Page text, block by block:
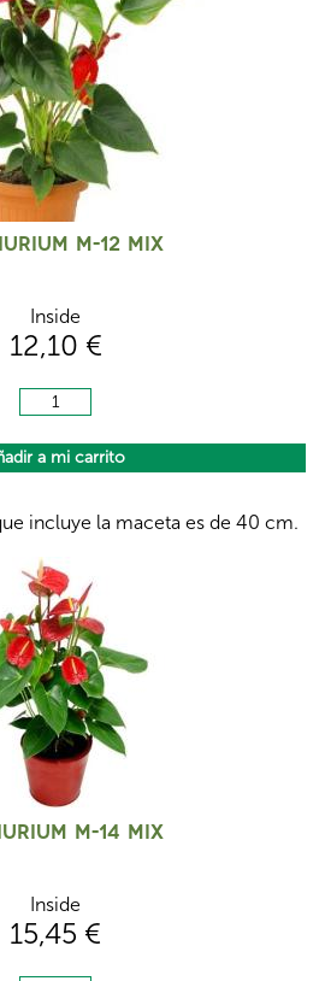
M-12 Mix
Inside
12,10 €
incluye la maceta es de 40 cm.
M-14 Mix
Inside
15,45 €